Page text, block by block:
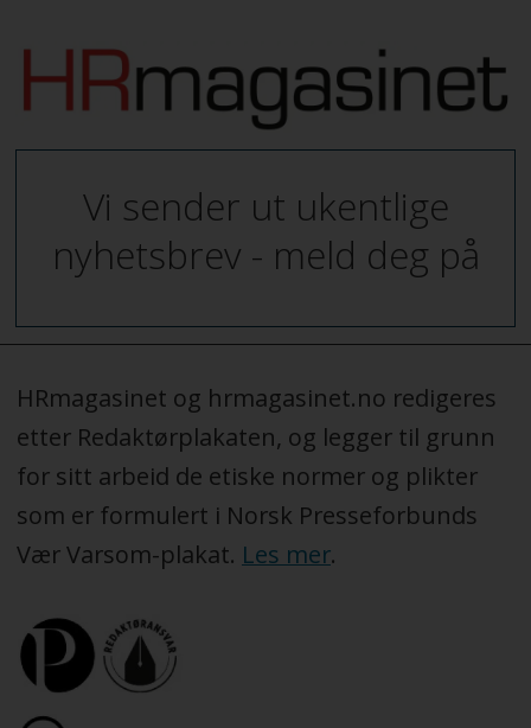
Vi sender ut ukentlige
nyhetsbrev - meld deg på
HRmagasinet og hrmagasinet.no redigeres
etter Redaktørplakaten, og legger til grunn
for sitt arbeid de etiske normer og plikter
som er formulert i Norsk Presseforbunds
Vær Varsom-plakat. Les mer.